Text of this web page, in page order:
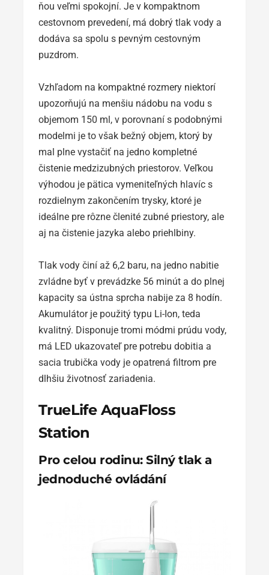
ňou veľmi spokojní. Je v kompaktnom
cestovnom prevedení, má dobrý tlak vody a
dodáva sa spolu s pevným cestovným
puzdrom.
Vzhľadom na kompaktné rozmery niektorí
upozorňujú na menšiu nádobu na vodu s
objemom 150 ml, v porovnaní s podobnými
modelmi je to však bežný objem, ktorý by
mal plne vystačiť na jedno kompletné
čistenie medzizubných priestorov. Veľkou
výhodou je pätica vymeniteľných hlavíc s
rozdielnym zakončením trysky, ktoré je
ideálne pre rôzne členité zubné priestory, ale
aj na čistenie jazyka alebo priehlbiny.
Tlak vody činí až 6,2 baru, na jedno nabitie
zvládne byť v prevádzke 56 minút a do plnej
kapacity sa ústna sprcha nabije za 8 hodín.
Akumulátor je použitý typu Li-Ion, teda
kvalitný. Disponuje tromi módmi prúdu vody,
má LED ukazovateľ pre potrebu dobitia a
sacia trubička vody je opatrená filtrom pre
dlhšiu životnosť zariadenia.
TrueLife AquaFloss
Station
Pro celou rodinu: Silný tlak a
jednoduché ovládání